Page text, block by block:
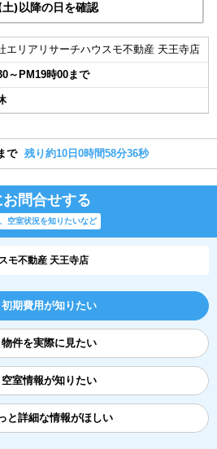
)以降の日を確認
エリアリサーチハウスモ不動産 天王寺店
～PM19時00まで
で 残り約10日0時間58分35秒
問合せする
空室状況を知りたいなど
モ不動産 天王寺店
初期費用が知りたい
物件を実際に見たい
空室情報が知りたい
と詳細な情報がほしい